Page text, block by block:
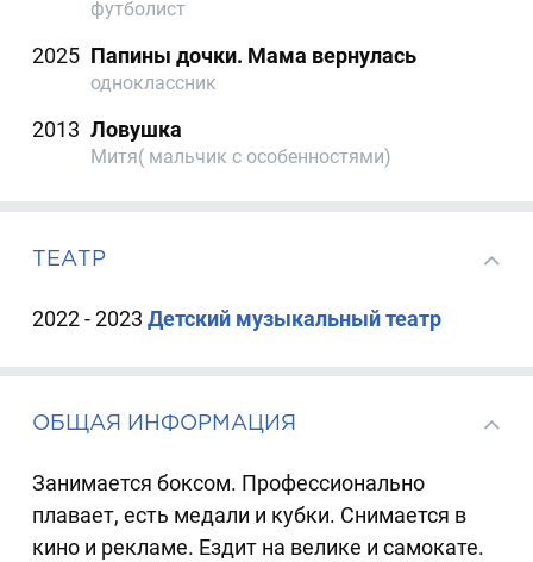
футболист
2025 Папины дочки. Мама вернулась
одноклассник
2013 Ловушка
Митя( мальчик с особенностями)
ТЕАТР
2022 - 2023Детский музыкальный театр
ОБЩАЯ ИНФОРМАЦИЯ
Занимается боксом. Профессионально
плавает, есть медали и кубки. Снимается в
кино и рекламе. Ездит на велике и самокате.